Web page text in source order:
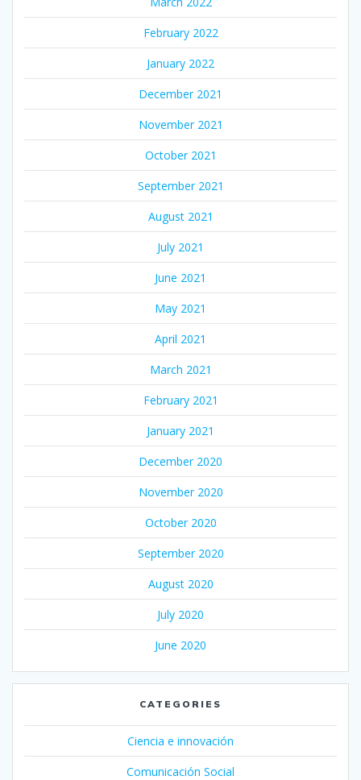
February 2022
January 2022
December 2021
November 2021
October 2021
September 2021
August 2021
July 2021
June 2021
May 2021
April 2021
March 2021
February 2021
January 2021
December 2020
November 2020
October 2020
September 2020
August 2020
July 2020
June 2020
CATEGORIES
Ciencia e innovación
Comunicación Social